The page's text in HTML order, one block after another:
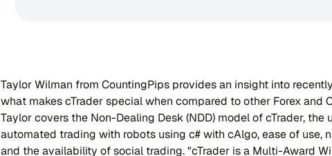
Taylor Wilman from CountingPips provides an insight into
what makes cTrader special when compared to other Forex and
Taylor covers the Non-Dealing Desk (NDD) model of cTrader,
automated trading with robots using c# with cAlgo, ease of use,
and the availability of social trading. "cTrader is a Multi-Award